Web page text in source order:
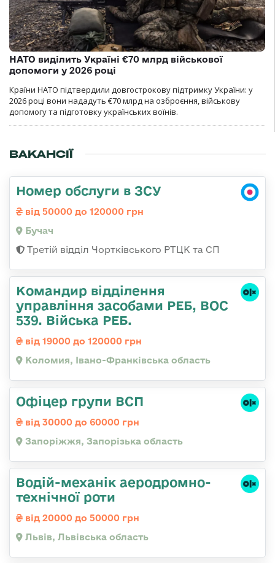
НАТО виділить Україні €70 млрд військової
допомоги у 2026 році
Країни НАТО підтвердили довгострокову підтримку України: у
2026 році вони нададуть €70 млрд на озброєння, військову
допомогу та підготовку українських воїнів.
ВАКАНСІЇ
Номер обслуги в ЗСУ
від 50000 до 120000 грн
Бучач
Третій відділ Чортківського РТЦК та СП
Командир відділення
управління засобами РЕБ, ВОС
539. Війська РЕБ.
від 19000 до 120000 грн
Коломия, Івано-Франківська область
Офіцер групи ВСП
від 30000 до 60000 грн
Запоріжжя, Запорізька область
Водій-механік аеродромно-
технічної роти
від 20000 до 50000 грн
Львів, Львівська область